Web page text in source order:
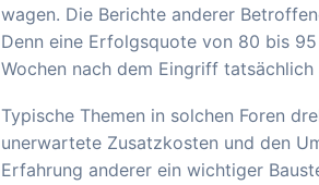
wagen. Die Berichte anderer
Denn eine Erfolgsquote von 80 bis
Wochen nach dem Eingriff tatsächlich
Typische Themen in solchen Foren
unerwartete Zusatzkosten und den
Erfahrung anderer ein wichtiger